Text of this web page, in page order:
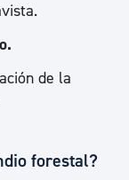
de la
forestal?